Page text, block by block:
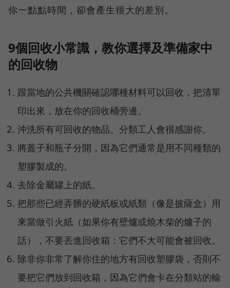
你一點點時間，卻會產生很大的差別。
9個回收小常識，教你選擇及準備家中
的回收物
跟當地的公共機關確認哪種材料可以回收，把清單
印出來，放在你的回收桶旁邊。
沖洗所有可回收的物品。分類工人會很感謝你。
將蓋子和瓶子分開，因為它們通常是用不同種類的
塑膠製成的。
去除金屬罐上的紙。
把那些已經弄髒的硬紙板或紙類（像是披薩盒）用
來當做引火紙（如果你有壁爐或燒木柴的爐子的
話），不要丟進回收箱：它們不大可能會被回收。
除非你非常了解你住的地方有回收塑膠袋，否則不
要把它們放到回收箱，因為它們會卡在分類站的輸